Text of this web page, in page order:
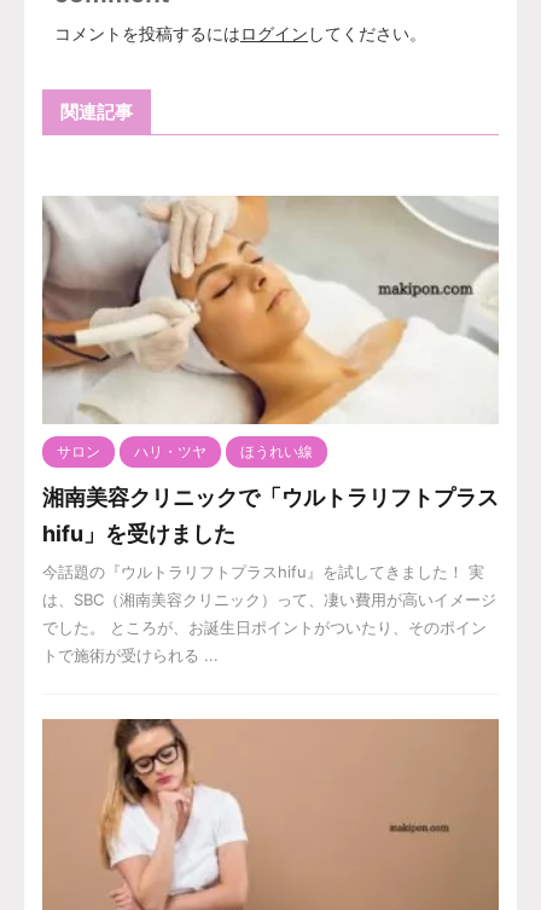
コメントを投稿するにはログイン してください。
関連記事
サロン ハリ・ツヤ ほうれい線
湘南美容クリニックで「ウルトラリフトプラス
hifu」を受けました
今話題の『ウルトラリフトプラスhifu』を試してきました！ 実
は、SBC（湘南美容クリニック）って、凄い費用が高いイメージ
でした。 ところが、お誕生日ポイントがついたり、そのポイン
トで施術が受けられる ...